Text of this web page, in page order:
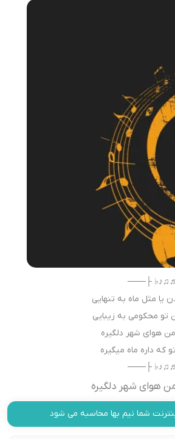
───┤
یا مثل ماه به تنهایی
محکومی به زیبایی
هوای شهر دلگیره
که داره ماه میگیره
───┤
هوای شهر دلگیره
شما نیم بها محاسبه می شود